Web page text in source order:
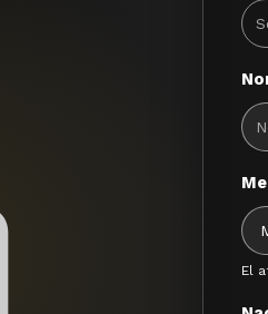
El